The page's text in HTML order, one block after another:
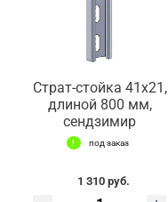
Страт-стойка 41х21,
длиной 800 мм,
сендзимир
под заказ
1 310 руб.